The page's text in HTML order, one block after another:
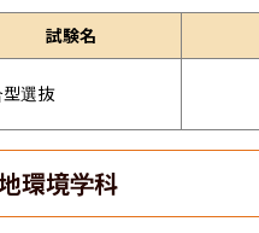
試験名
選抜
環境学科